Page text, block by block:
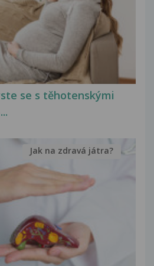
se s těhotenskými
Jak na zdravá játra?